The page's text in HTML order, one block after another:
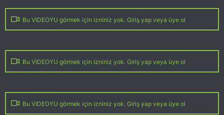
Bu VIDEOYU görmek için izniniz yok. Giriş yap veya üye ol
Bu VIDEOYU görmek için izniniz yok. Giriş yap veya üye ol
Bu VIDEOYU görmek için izniniz yok. Giriş yap veya üye ol